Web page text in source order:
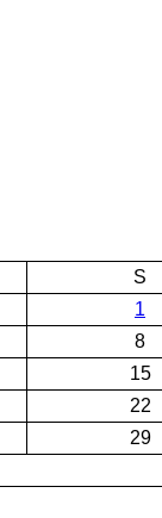
S
1
8
15
22
29